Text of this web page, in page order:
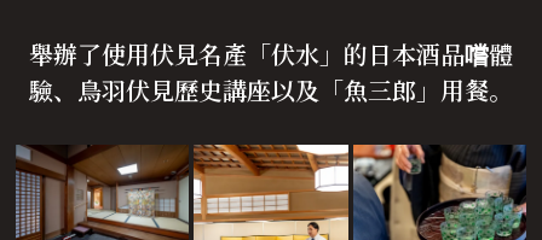
舉辦了使用伏見名產「伏水」的日本酒品嚐體
驗、鳥羽伏見歷史講座以及「魚三郎」用餐。